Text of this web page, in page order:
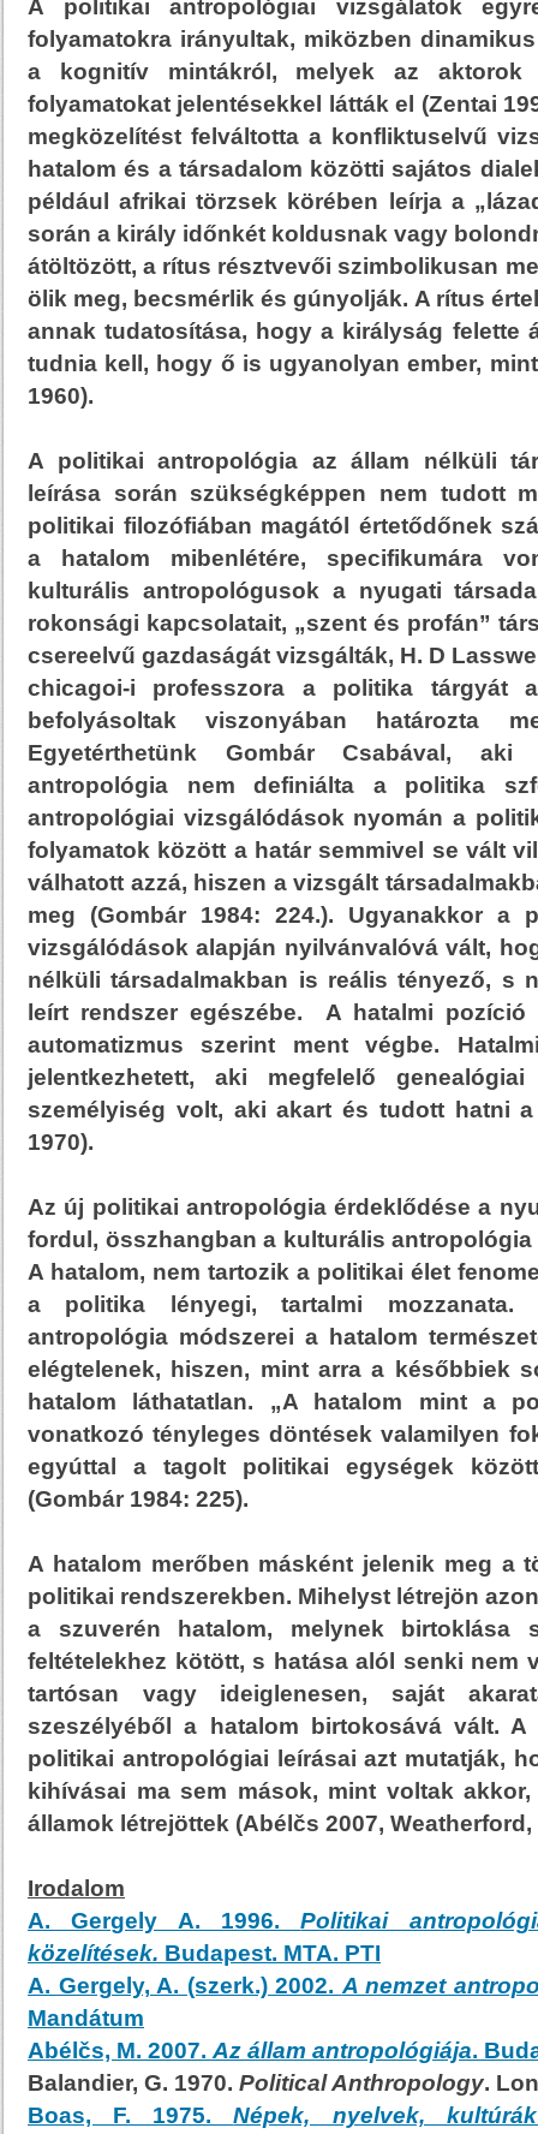
A politikai antropológiai vizsgálatok
folyamatokra irányultak, miközben
a kognitív mintákról, melyek az aktorok
folyamatokat jelentésekkel látták el (Zentai
megközelítést felváltotta a konfliktuselvű
hatalom és a társadalom közötti sajátos
például afrikai törzsek körében leírja a
során a király időnkét koldusnak vagy
átöltözött, a rítus résztvevői szimbolikusan
ölik meg, becsmérlik és gúnyolják. A rítus
annak tudatosítása, hogy a királyság felette
tudnia kell, hogy ő is ugyanolyan ember,
1960).
A politikai antropológia az állam nélküli
leírása során szükségképpen nem tudott
politikai filozófiában magától értetődőnek
a hatalom mibenlétére, specifikumára
kulturális antropológusok a nyugati
rokonsági kapcsolatait, „szent és profán”
csereelvű gazdaságát vizsgálták, H. D
chicagoi-i professzora a politika tárgyát
befolyásoltak viszonyában határozta
Egyetérthetünk Gombár Csabával,
antropológia nem definiálta a politika
antropológiai vizsgálódások nyomán a
folyamatok között a határ semmivel se vált
válhatott azzá, hiszen a vizsgált
meg (Gombár 1984: 224.). Ugyanakkor a
vizsgálódások alapján nyilvánvalóvá vált,
nélküli társadalmakban is reális tényező, s
leírt rendszer egészébe. A hatalmi pozíció
automatizmus szerint ment végbe.
jelentkezhetett, aki megfelelő
személyiség volt, aki akart és tudott hatni
1970).
Az új politikai antropológia érdeklődése a
fordul, összhangban a kulturális
A hatalom, nem tartozik a politikai élet
a politika lényegi, tartalmi mozzanata.
antropológia módszerei a hatalom
elégtelenek, hiszen, mint arra a későbbiek
hatalom láthatatlan. „A hatalom mint a
vonatkozó tényleges döntések valamilyen
egyúttal a tagolt politikai egységek
(Gombár 1984: 225).
A hatalom merőben másként jelenik meg a
politikai rendszerekben. Mihelyst létrejön
a szuverén hatalom, melynek birtoklása
feltételekhez kötött, s hatása alól senki nem
tartósan vagy ideiglenesen, saját
szeszélyéből a hatalom birtokosává vált. A
politikai antropológiai leírásai azt mutatják,
kihívásai ma sem mások, mint voltak
államok létrejöttek (Abélčs 2007, Weatherford,
Irodalom
A. Gergely A. 1996.Politikai
közelítések. Budapest. MTA. PTI
A. Gergely, A. (szerk.) 2002. A nemzet
Mandátum
Abélčs, M. 2007. Az állam antropológiája.
Balandier, G. 1970. Political Anthropology.
Boas, F. 1975.Népek, nyelvek,